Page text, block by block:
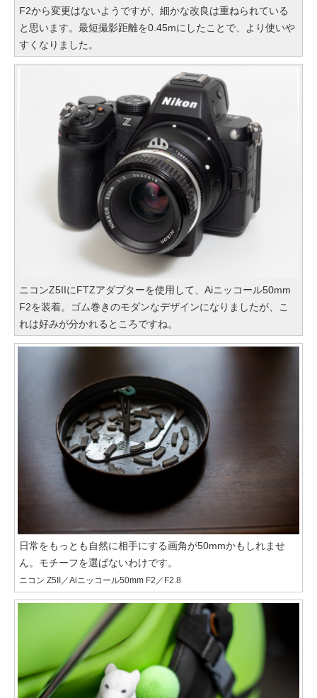
F2から変更はないようですが、細かな改良は重ねられている
と思います。最短撮影距離を0.45mにしたことで、より使いや
すくなりました。
ニコンZ5IIにFTZアダプターを使用して、Aiニッコール50mm
F2を装着。ゴム巻きのモダンなデザインになりましたが、こ
れは好みが分かれるところですね。
日常をもっとも自然に相手にする画角が50mmかもしれませ
ん。モチーフを選ばないわけです。
ニコン Z5II／Aiニッコール50mm F2／F2.8